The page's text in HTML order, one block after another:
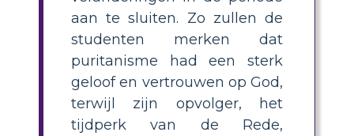
aan te sluiten. Zo zullen de
studenten merken dat
puritanisme had een sterk
geloof en vertrouwen op God,
terwijl zijn opvolger, het
tijdperk van de Rede,